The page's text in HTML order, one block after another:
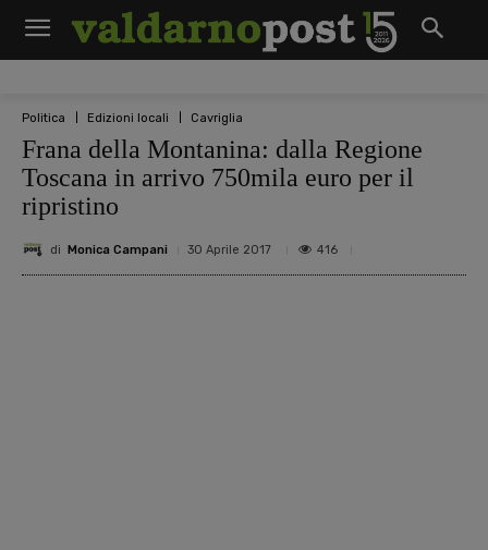
Politica Edizioni locali Cavriglia
Frana della Montanina: dalla Regione
Toscana in arrivo 750mila euro per il
ripristino
di Monica Campani 30 Aprile 2017 416